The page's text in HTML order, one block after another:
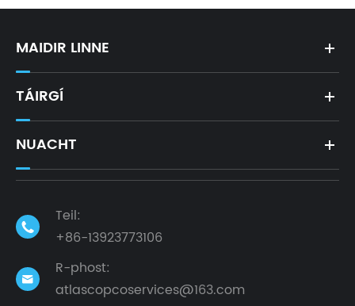
MAIDIR LINNE
TÁIRGÍ
NUACHT

Teil:
+86-13923773106

R-phost:
atlascopcoservices@163.com